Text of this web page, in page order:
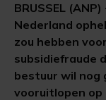
BRUSSEL
Nederland
zou hebben
subsidiefraude
bestuur wil nog
vooruitlopen